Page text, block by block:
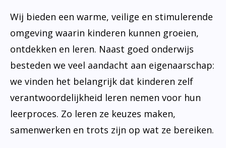
Wij bieden een warme, veilige en stimulerende
omgeving waarin kinderen kunnen groeien,
ontdekken en leren. Naast goed onderwijs
besteden we veel aandacht aan eigenaarschap:
we vinden het belangrijk dat kinderen zelf
verantwoordelijkheid leren nemen voor hun
leerproces. Zo leren ze keuzes maken,
samenwerken en trots zijn op wat ze bereiken.